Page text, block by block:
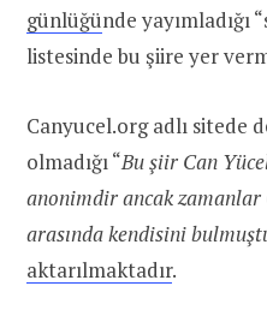
günlüğünde yayımladığı
listesinde bu şiire yer
Canyucel.org adlı sitede
olmadığı “Bu şiir Can
anonimdir ancak
arasında kendisini
aktarılmaktadır.